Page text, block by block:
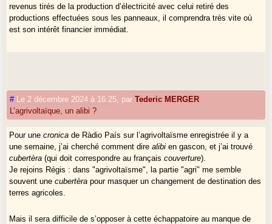
revenus tirés de la production d’électricité avec celui retiré des
productions effectuées sous les panneaux, il comprendra très vite où
est son intérêt financier immédiat.
# Le 2 décembre 2024 à 16:25 parTederic MERGER
L’agrivoltaïque, un alibi ?
Pour unecronica de Ràdio País sur l’agrivoltaïsme enregistrée il y a
une semaine, j’ai cherché comment direalibi en gascon, et j’ai trouvé
cubertèra (qui doit correspondre au françaiscouverture).
Je rejoins Régis : dans "agrivoltaïsme", la partie "agri" me semble
souvent unecubertèra pour masquer un changement de destination des
terres agricoles.
Mais il sera difficile de s’opposer à cette échappatoire au manque de